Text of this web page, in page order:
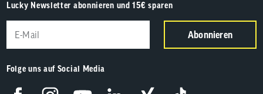
Lucky Newsletter abonnieren und 15€ sparen
Abonnieren
Folge uns auf Social Media